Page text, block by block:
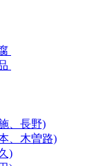
、長野)
、木曽路)
)